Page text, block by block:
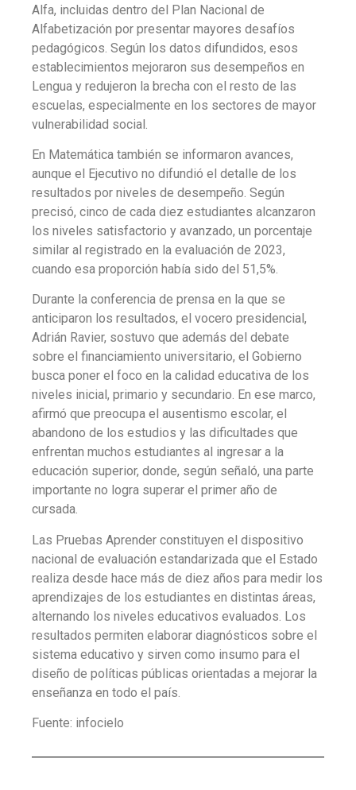
Alfa, incluidas dentro del Plan Nacional de
Alfabetización por presentar mayores desafíos
pedagógicos. Según los datos difundidos, esos
establecimientos mejoraron sus desempeños en
Lengua y redujeron la brecha con el resto de las
escuelas, especialmente en los sectores de mayor
vulnerabilidad social.
En Matemática también se informaron avances,
aunque el Ejecutivo no difundió el detalle de los
resultados por niveles de desempeño. Según
precisó, cinco de cada diez estudiantes alcanzaron
los niveles satisfactorio y avanzado, un porcentaje
similar al registrado en la evaluación de 2023,
cuando esa proporción había sido del 51,5%.
Durante la conferencia de prensa en la que se
anticiparon los resultados, el vocero presidencial,
Adrián Ravier, sostuvo que además del debate
sobre el financiamiento universitario, el Gobierno
busca poner el foco en la calidad educativa de los
niveles inicial, primario y secundario. En ese marco,
afirmó que preocupa el ausentismo escolar, el
abandono de los estudios y las dificultades que
enfrentan muchos estudiantes al ingresar a la
educación superior, donde, según señaló, una parte
importante no logra superar el primer año de
cursada.
Las Pruebas Aprender constituyen el dispositivo
nacional de evaluación estandarizada que el Estado
realiza desde hace más de diez años para medir los
aprendizajes de los estudiantes en distintas áreas,
alternando los niveles educativos evaluados. Los
resultados permiten elaborar diagnósticos sobre el
sistema educativo y sirven como insumo para el
diseño de políticas públicas orientadas a mejorar la
enseñanza en todo el país.
Fuente: infocielo